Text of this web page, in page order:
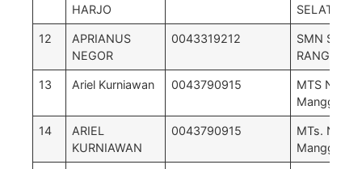
HARJO
SELATAN
12
APRIANUS
NEGOR
0043319212
SMN SATU
13 Ariel Kurniawan 0043790915
MTS
Manggarai
14
ARIEL
KURNIAWAN
0043790915
MTs.
Manggarai